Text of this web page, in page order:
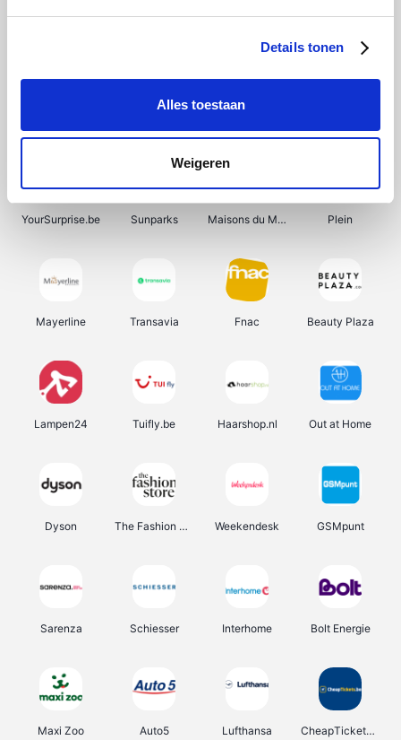
Details tonen
Alles toestaan
Weigeren
Shein Bergfreunde Pazzox Smartwatchbanden
YourSurprise.be Sunparks Maisons du Monde Plein
Mayerline Transavia Fnac Beauty Plaza
Lampen24 Tuifly.be Haarshop.nl Out at Home
Dyson The Fashion Store Weekendesk GSMpunt
Sarenza Schiesser Interhome Bolt Energie
Maxi Zoo Auto5 Lufthansa CheapTickets.be